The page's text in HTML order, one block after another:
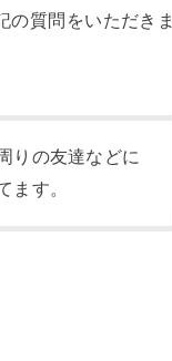
の質問をいただきま
りの友達などに
ます。